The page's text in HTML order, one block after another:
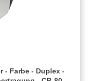
- Farbe - Duplex -